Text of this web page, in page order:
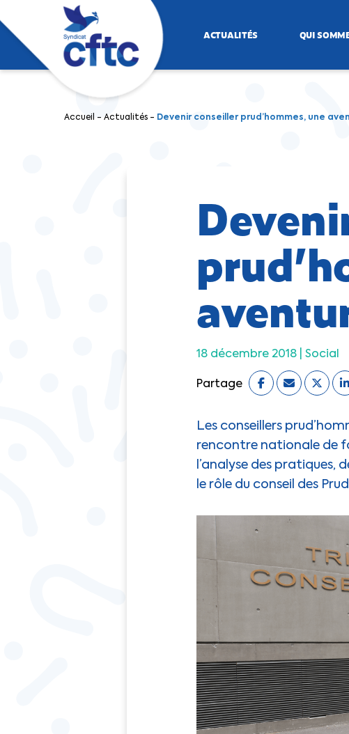
ACTUALITÉS QUI
Accueil - Actualités - Devenir conseiller prud’hommes, une
18 décembre 2018 | Social
Partage
Les conseillers
rencontre nationale de
l’analyse des pratiques,
le rôle du conseil des